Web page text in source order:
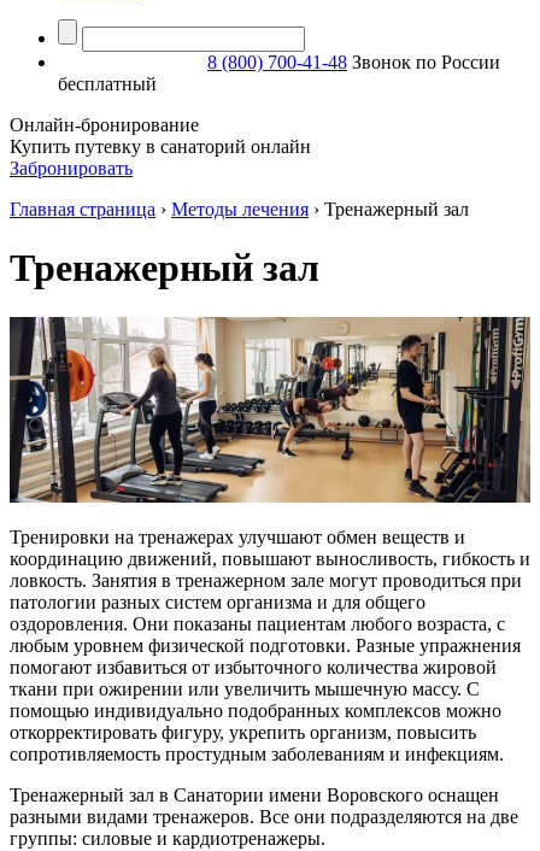
8 (800) 700-41-48 Звонок по России
бесплатный
Онлайн-бронирование
Купить путевку в санаторий онлайн
Забронировать
Главная страница › Методы лечения › Тренажерный зал
Тренажерный зал
Тренировки на тренажерах улучшают обмен веществ и
координацию движений, повышают выносливость, гибкость и
ловкость. Занятия в тренажерном зале могут проводиться при
патологии разных систем организма и для общего
оздоровления. Они показаны пациентам любого возраста, с
любым уровнем физической подготовки. Разные упражнения
помогают избавиться от избыточного количества жировой
ткани при ожирении или увеличить мышечную массу. С
помощью индивидуально подобранных комплексов можно
откорректировать фигуру, укрепить организм, повысить
сопротивляемость простудным заболеваниям и инфекциям.
Тренажерный зал в Санатории имени Воровского оснащен
разными видами тренажеров. Все они подразделяются на две
группы: силовые и кардиотренажеры.